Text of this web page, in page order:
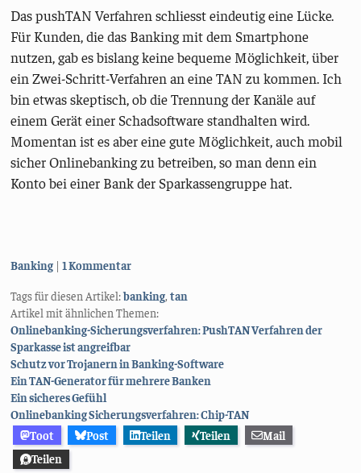
Das pushTAN Verfahren schliesst eindeutig eine Lücke.
Für Kunden, die das Banking mit dem Smartphone
nutzen, gab es bislang keine bequeme Möglichkeit, über
ein Zwei-Schritt-Verfahren an eine TAN zu kommen. Ich
bin etwas skeptisch, ob die Trennung der Kanäle auf
einem Gerät einer Schadsoftware standhalten wird.
Momentan ist es aber eine gute Möglichkeit, auch mobil
sicher Onlinebanking zu betreiben, so man denn ein
Konto bei einer Bank der Sparkassengruppe hat.
Kategorien:
Banking 1 Kommentar
Tags für diesen Artikel:banking,tan
Artikel mit ähnlichen Themen:
Onlinebanking-Sicherungsverfahren: PushTAN Verfahren der
Sparkasse ist angreifbar
Schutz vor Trojanern in Banking-Software
Ein TAN-Generator für mehrere Banken
Ein sicheres Gefühl
Onlinebanking Sicherungsverfahren: Chip-TAN
Toot
Post Teilen Teilen
Mail
Teilen